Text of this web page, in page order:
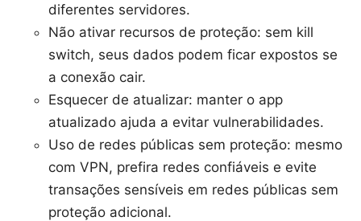
diferentes servidores.
Não ativar recursos de proteção: sem kill
switch, seus dados podem ficar expostos se
a conexão cair.
Esquecer de atualizar: manter o app
atualizado ajuda a evitar vulnerabilidades.
Uso de redes públicas sem proteção: mesmo
com VPN, prefira redes confiáveis e evite
transações sensíveis em redes públicas sem
proteção adicional.